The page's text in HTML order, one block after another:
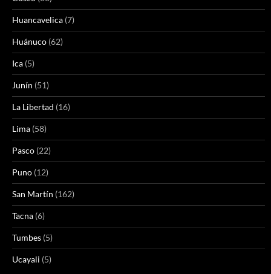
Huancavelica (7)
Huánuco (62)
Ica (5)
Junín (51)
La Libertad (16)
Lima (58)
Pasco (22)
Puno (12)
San Martín (162)
Tacna (6)
Tumbes (5)
Ucayali (5)